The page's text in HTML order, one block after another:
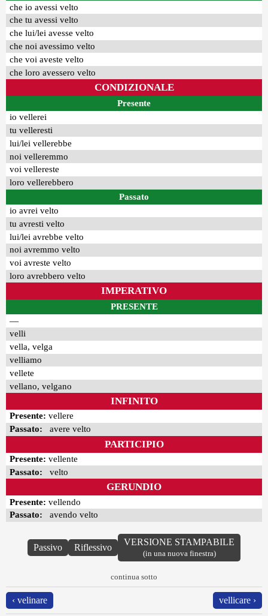
che io avessi velto
che tu avessi velto
che lui/lei avesse velto
che noi avessimo velto
che voi aveste velto
che loro avessero velto
CONDIZIONALE
Presente
io vellerei
tu velleresti
lui/lei vellerebbe
noi velleremmo
voi vellereste
loro vellerebbero
Passato
io avrei velto
tu avresti velto
lui/lei avrebbe velto
noi avremmo velto
voi avreste velto
loro avrebbero velto
IMPERATIVO
PRESENTE
—
velli
vella, velga
velliamo
vellete
vellano, velgano
INFINITO
Presente: vellere
Passato: avere velto
PARTICIPIO
Presente: vellente
Passato: velto
GERUNDIO
Presente: vellendo
Passato: avendo velto
Passivo Riflessivo
VERSIONE STAMPABILE
(in una nuova finestra)
continua sotto
‹ velinare vellicare ›